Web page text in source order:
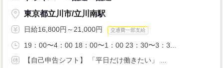
東京都立川市/立川南駅
日給16,800円～21,000円 交通費一部支給
19：00〜4：00 18：00〜1：00 23：30〜3：3...
【自己申告シフト】 「平日だけ働きたい」 ...